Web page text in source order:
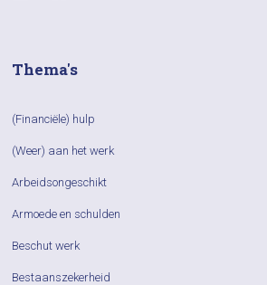
Thema's
(Financiële) hulp
(Weer) aan het werk
Arbeidsongeschikt
Armoede en schulden
Beschut werk
Bestaanszekerheid